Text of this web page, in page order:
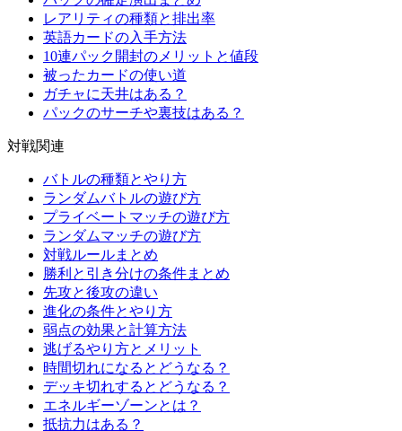
レアリティの種類と排出率
英語カードの入手方法
10連パック開封のメリットと値段
被ったカードの使い道
ガチャに天井はある？
パックのサーチや裏技はある？
対戦関連
バトルの種類とやり方
ランダムバトルの遊び方
プライベートマッチの遊び方
ランダムマッチの遊び方
対戦ルールまとめ
勝利と引き分けの条件まとめ
先攻と後攻の違い
進化の条件とやり方
弱点の効果と計算方法
逃げるやり方とメリット
時間切れになるとどうなる？
デッキ切れするとどうなる？
エネルギーゾーンとは？
抵抗力はある？